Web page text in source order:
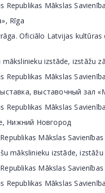
Republikas Mākslas
Rīga
Oficiālo Latvijas
izstāde, izstāžu
Republikas Mākslas
выставочный зал
Republikas Mākslas
Нижний Новгород
Mākslas
mākslinieku izstāde,
Mākslas
Republikas Mākslas